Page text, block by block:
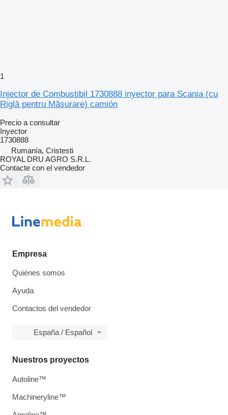
1
Injector de Combustibil 1730888 inyector para Scania (cu
Riglă pentru Măsurare) camión
Precio a consultar
Inyector
1730888
Rumanía, Cristesti
ROYAL DRU AGRO S.R.L.
Contacte con el vendedor
Empresa
Quiénes somos
Ayuda
Contactos del vendedor
España / Español
Nuestros proyectos
Autoline™
Machineryline™